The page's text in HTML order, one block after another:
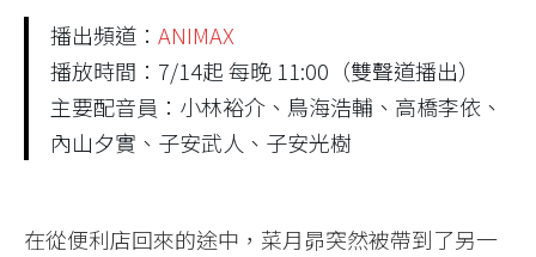
播出頻道： ANIMAX
播放時間：7/14起 每晚 11:00（雙聲道播出）
主要配音員：小林裕介、鳥海浩輔、高橋李依、
內山夕實、子安武人、子安光樹
在從便利店回來的途中，菜月昴突然被帶到了另一